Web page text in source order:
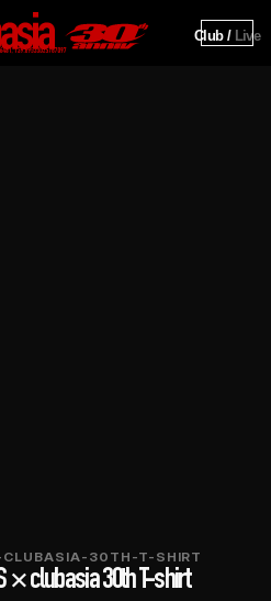
Club / Live
30TH-T-SHIRT
× clubasia 30th T-shirt